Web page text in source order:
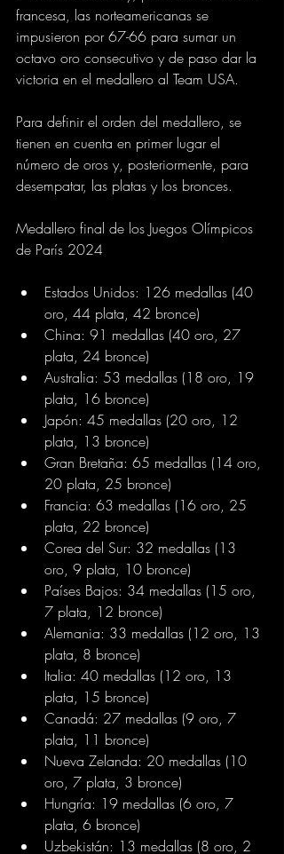
francesa, las norteamericanas se
impusieron por 67-66 para sumar un
octavo oro consecutivo y de paso dar la
victoria en el medallero al Team USA.
Para definir el orden del medallero, se
tienen en cuenta en primer lugar el
número de oros y, posteriormente, para
desempatar, las platas y los bronces.
Medallero final de los Juegos Olímpicos
de París 2024
Estados Unidos: 126 medallas (40
oro, 44 plata, 42 bronce)
China: 91 medallas (40 oro, 27
plata, 24 bronce)
Australia: 53 medallas (18 oro, 19
plata, 16 bronce)
Japón: 45 medallas (20 oro, 12
plata, 13 bronce)
Gran Bretaña: 65 medallas (14 oro,
20 plata, 25 bronce)
Francia: 63 medallas (16 oro, 25
plata, 22 bronce)
Corea del Sur: 32 medallas (13
oro, 9 plata, 10 bronce)
Países Bajos: 34 medallas (15 oro,
7 plata, 12 bronce)
Alemania: 33 medallas (12 oro, 13
plata, 8 bronce)
Italia: 40 medallas (12 oro, 13
plata, 15 bronce)
Canadá: 27 medallas (9 oro, 7
plata, 11 bronce)
Nueva Zelanda: 20 medallas (10
oro, 7 plata, 3 bronce)
Hungría: 19 medallas (6 oro, 7
plata, 6 bronce)
Uzbekistán: 13 medallas (8 oro, 2